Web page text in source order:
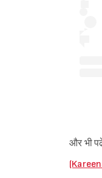
और भी